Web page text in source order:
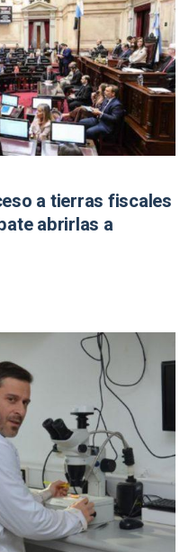
a tierras fiscales
abrirlas a